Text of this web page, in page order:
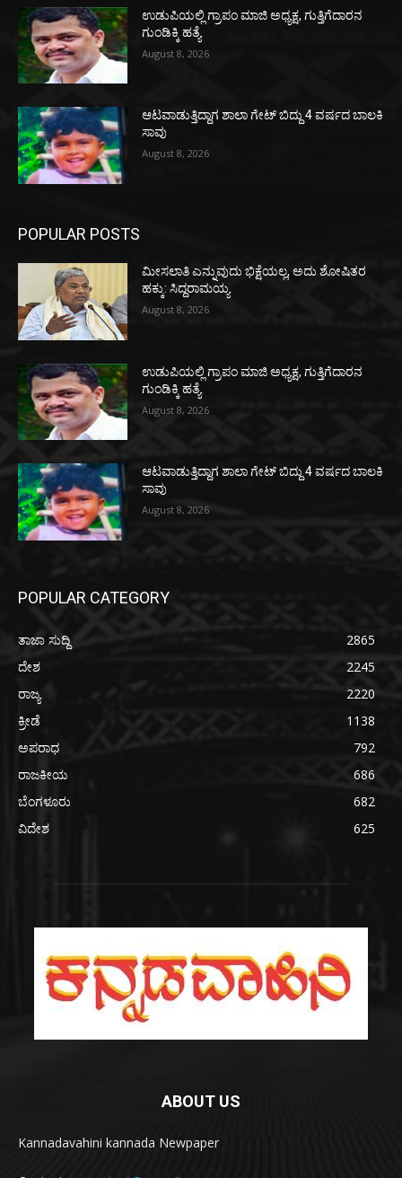
ಉಡುಪಿಯಲ್ಲಿ ಗ್ರಾಪಂ ಮಾಜಿ ಅಧ್ಯಕ್ಷ, ಗುತ್ತಿಗೆದಾರನ
ಗುಂಡಿಕ್ಕಿ ಹತ್ಯೆ
August 8, 2026
ಆಟವಾಡುತ್ತಿದ್ದಾಗ ಶಾಲಾ ಗೇಟ್‌ ಬಿದ್ದು 4 ವರ್ಷದ ಬಾಲಕಿ
ಸಾವು
August 8, 2026
POPULAR POSTS
ಮೀಸಲಾತಿ ಎನ್ನುವುದು ಭಿಕ್ಷೆಯಲ್ಲ, ಅದು ಶೋಷಿತರ
ಹಕ್ಕು: ಸಿದ್ದರಾಮಯ್ಯ
August 8, 2026
ಉಡುಪಿಯಲ್ಲಿ ಗ್ರಾಪಂ ಮಾಜಿ ಅಧ್ಯಕ್ಷ, ಗುತ್ತಿಗೆದಾರನ
ಗುಂಡಿಕ್ಕಿ ಹತ್ಯೆ
August 8, 2026
ಆಟವಾಡುತ್ತಿದ್ದಾಗ ಶಾಲಾ ಗೇಟ್‌ ಬಿದ್ದು 4 ವರ್ಷದ ಬಾಲಕಿ
ಸಾವು
August 8, 2026
POPULAR CATEGORY
ತಾಜಾ ಸುದ್ದಿ
2865
ದೇಶ
2245
ರಾಜ್ಯ
2220
ಕ್ರೀಡೆ
1138
ಅಪರಾಧ
792
ರಾಜಕೀಯ
686
ಬೆಂಗಳೂರು
682
ವಿದೇಶ
625
ABOUT US
Kannadavahini kannada Newpaper